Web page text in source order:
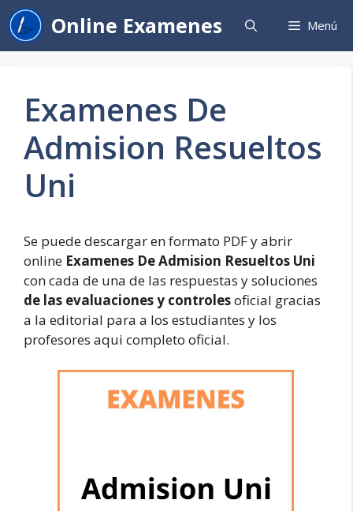
Saltar
al
contenido
Online Examenes Menú
Examenes De
Admision Resueltos
Uni
Se puede descargar en formato PDF y abrir
online Examenes De Admision Resueltos Uni
con cada de una de las respuestas y soluciones
de las evaluaciones y controlesoficial gracias
a la editorial para a los estudiantes y los
profesores aqui completo oficial.